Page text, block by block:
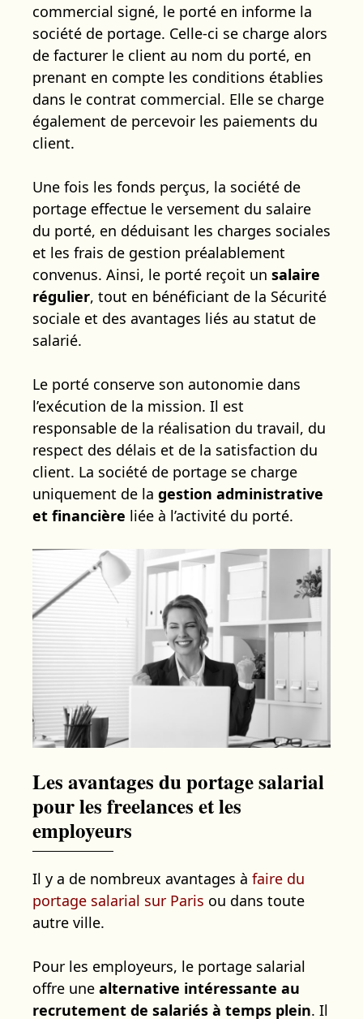
commercial signé, le porté en informe la
société de portage. Celle-ci se charge alors
de facturer le client au nom du porté, en
prenant en compte les conditions établies
dans le contrat commercial. Elle se charge
également de percevoir les paiements du
client.
Une fois les fonds perçus, la société de
portage effectue le versement du salaire
du porté, en déduisant les charges sociales
et les frais de gestion préalablement
convenus. Ainsi, le porté reçoit un salaire
régulier, tout en bénéficiant de la Sécurité
sociale et des avantages liés au statut de
salarié.
Le porté conserve son autonomie dans
l’exécution de la mission. Il est
responsable de la réalisation du travail, du
respect des délais et de la satisfaction du
client. La société de portage se charge
uniquement de la gestion administrative
et financière liée à l’activité du porté.
Les avantages du portage salarial
pour les freelances et les
employeurs
Il y a de nombreux avantages à faire du
portage salarial sur Paris ou dans toute
autre ville.
Pour les employeurs, le portage salarial
offre une alternative intéressante au
recrutement de salariés à temps plein. Il